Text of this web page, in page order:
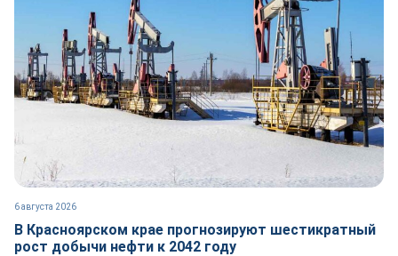
6 августа 2026
В Красноярском крае прогнозируют шестикратный
рост добычи нефти к 2042 году